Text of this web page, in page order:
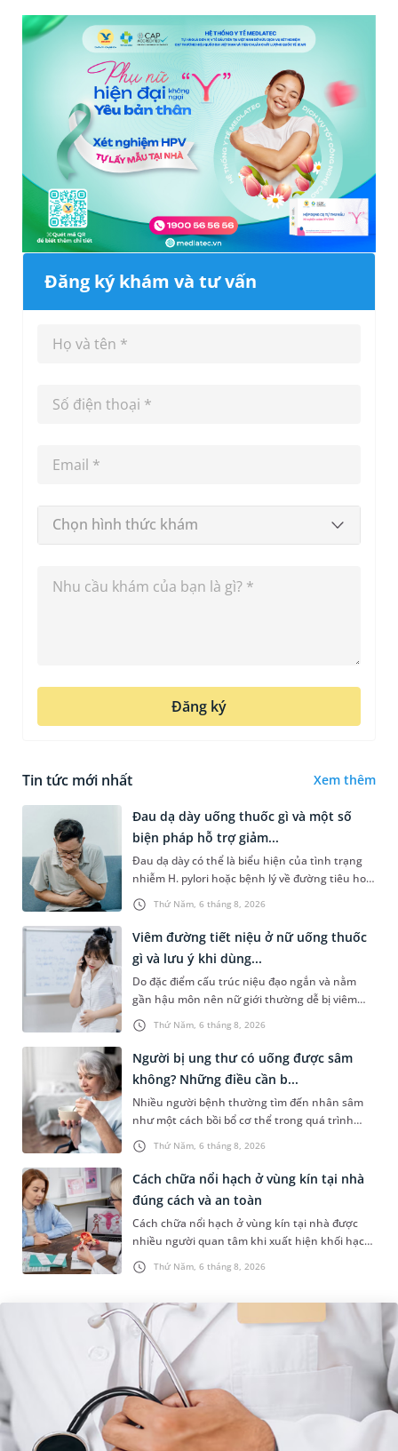
Đăng ký khám và tư vấn
Chọn hình thức khám
Đăng ký
Tin tức mới nhất Xem thêm
Thứ Năm, 6 tháng 8, 2026
Đau dạ dày uống thuốc gì và một số
biện pháp hỗ trợ giảm...
Đau dạ dày có thể là biểu hiện của tình trạng
nhiễm H. pylori hoặc bệnh lý về đường tiêu hoá
khác. Dựa theo nguyên nhân cụ thể, bác sĩ sẽ
cân nhắc chỉ định p...
Thứ Năm, 6 tháng 8, 2026
Viêm đường tiết niệu ở nữ uống thuốc
gì và lưu ý khi dùng...
Do đặc điểm cấu trúc niệu đạo ngắn và nằm
gần hậu môn nên nữ giới thường dễ bị viêm
đường tiết niệu hơn nam giới. Tùy theo nguyên
nhân, mức độ nhiễm trùng và...
Thứ Năm, 6 tháng 8, 2026
Người bị ung thư có uống được sâm
không? Những điều cần b...
Nhiều người bệnh thường tìm đến nhân sâm
như một cách bồi bổ cơ thể trong quá trình
điều trị ung thư. Tuy nhiên, câu hỏi người bị
ung thư có uống được sâm kh...
Thứ Năm, 6 tháng 8, 2026
Cách chữa nổi hạch ở vùng kín tại nhà
đúng cách và an toàn
Cách chữa nổi hạch ở vùng kín tại nhà được
nhiều người quan tâm khi xuất hiện khối hạch
nhỏ ở vùng bẹn hoặc cơ quan sinh dục. Nếu
hạch mới xuất hiện, kích th...